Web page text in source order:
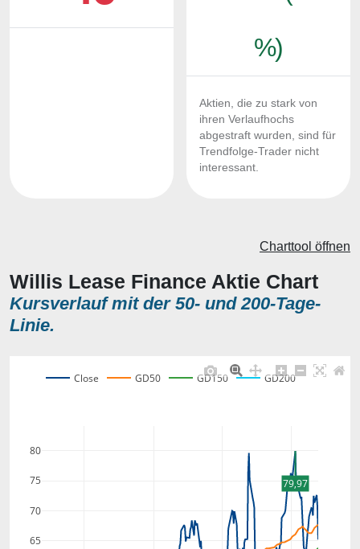
%)
Aktien, die zu stark von
ihren Verlaufhochs
abgestraft wurden, sind für
Trendfolge-Trader nicht
interessant.
Willis Lease Finance Aktie Chart
Kursverlauf mit der 50- und 200-Tage-
Linie.
Charttool öffnen
65
70
75
80
Close GD50 GD150 GD200
79,97